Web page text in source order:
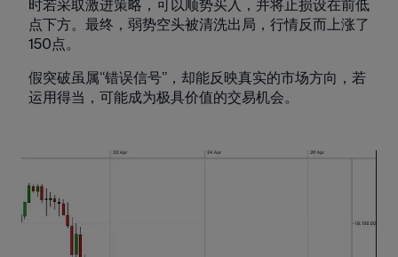
时若采取激进策略，可以顺势买入，并将止损设在前低
点下方。最终，弱势空头被清洗出局，行情反而上涨了
150点。
假突破虽属“错误信号”，却能反映真实的市场方向，若
运用得当，可能成为极具价值的交易机会。